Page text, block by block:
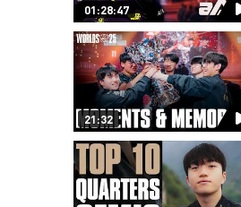
01:28:47
21:32